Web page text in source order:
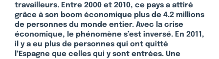
travailleurs. Entre 2000 et 2010, ce pays a attiré
grâce à son boom économique plus de 4.2 millions
de personnes du monde entier. Avec la crise
économique, le phénomène s’est inversé. En 2011,
il y a eu plus de personnes qui ont quitté
l’Espagne que celles qui y sont entrées. Une